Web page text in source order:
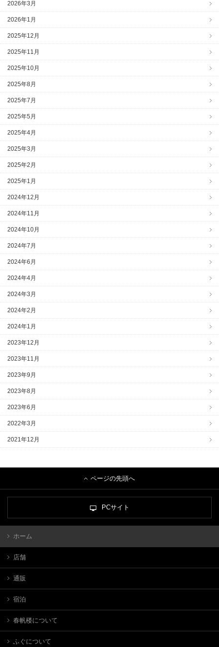
2026年3月
2026年1月
2025年12月
2025年11月
2025年10月
2025年8月
2025年7月
2025年5月
2025年4月
2025年3月
2025年2月
2025年1月
2024年12月
2024年11月
2024年10月
2024年7月
2024年6月
2024年4月
2024年3月
2024年2月
2024年1月
2023年12月
2023年11月
2023年9月
2023年8月
2023年6月
2022年3月
2021年12月
ページの先頭へ
PCサイト
ホーム
店舗
通販
宿泊
春帆楼について
ふぐについて